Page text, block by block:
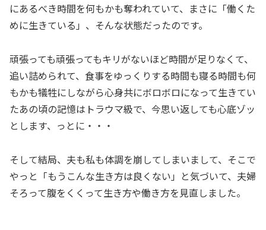
にあるべき時間を何もかも奪われていて、まさに「働くた
めに生きている」、そんな状態だったのです。
頑張っても頑張ってもキリがないほど時間が足りなくて、
追い詰められて、食事をゆっくりする時間も寝る時間も何
もかも犠牲にしながら心身共にボロボロになって生きてい
たあの頃の記憶はトラウマ級で、今思い返しても心底ゾッ
とします、っとに・・・
そして結局、夫も私も体調を崩してしまいまして、そこで
やっと「もうこんな生き方は良くない」と気づいて、夫婦
そろって腹をくくって生き方や働き方を見直しました。